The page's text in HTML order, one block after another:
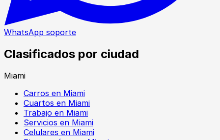
WhatsApp soporte
Clasificados por ciudad
Miami
Carros en Miami
Cuartos en Miami
Trabajo en Miami
Servicios en Miami
Celulares en Miami